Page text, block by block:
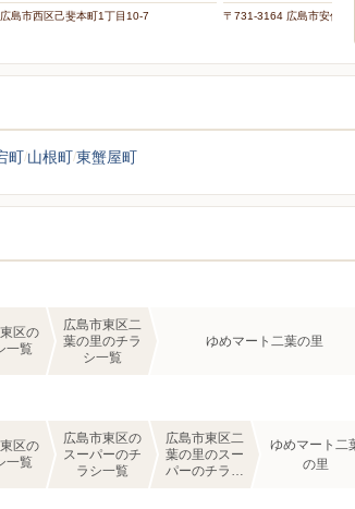
島市西区己斐本町1丁目10-7 〒731-3164 広島市安佐南
町 山根町東蟹屋町
区の
一覧
広島市東区二
葉の里のチラ
シ一覧
ゆめマート二葉の里
区の
一覧
広島市東区の
スーパーのチ
ラシ一覧
広島市東区二
葉の里のスー
パーのチラシ
ゆめマート二
の里